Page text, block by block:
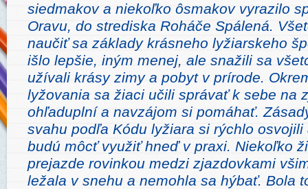
siedmakov a niekoľko ôsmakov vyrazilo
Oravu, do strediska Roháče Spálená.
naučiť sa základy krásneho lyžiarskeho
išlo lepšie, iným menej, ale snažili sa
užívali krásy zimy a pobyt v prírode.
lyžovania sa žiaci učili správať k sebe na
ohľaduplní a navzájom si pomáhať.
svahu podľa Kódu lyžiara si rýchlo
budú môcť využiť hneď v praxi. Niekoľko
prejazde rovinkou medzi zjazdovkami
ležala v snehu a nemohla sa hýbať. Bola